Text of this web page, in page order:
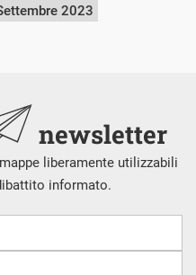
2023
newsletter
liberamente utilizzabili
informato.